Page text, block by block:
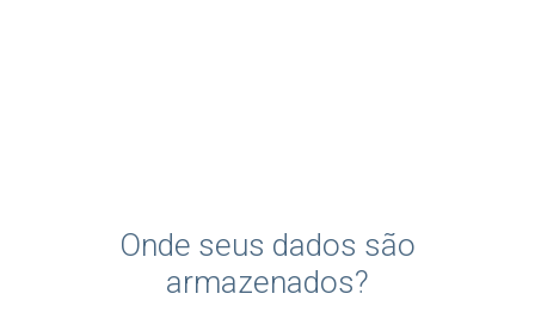
Onde seus dados são
armazenados?